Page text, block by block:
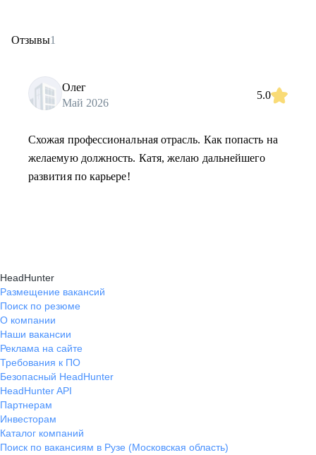
Отзывы1
Олег
Май 2026
5.0
Схожая профессиональная отрасль. Как попасть на
желаемую должность. Катя, желаю дальнейшего
развития по карьере!
HeadHunter
Размещение вакансий
Поиск по резюме
О компании
Наши вакансии
Реклама на сайте
Требования к ПО
Безопасный HeadHunter
HeadHunter API
Партнерам
Инвесторам
Каталог компаний
Поиск по вакансиям в Рузе (Московская область)